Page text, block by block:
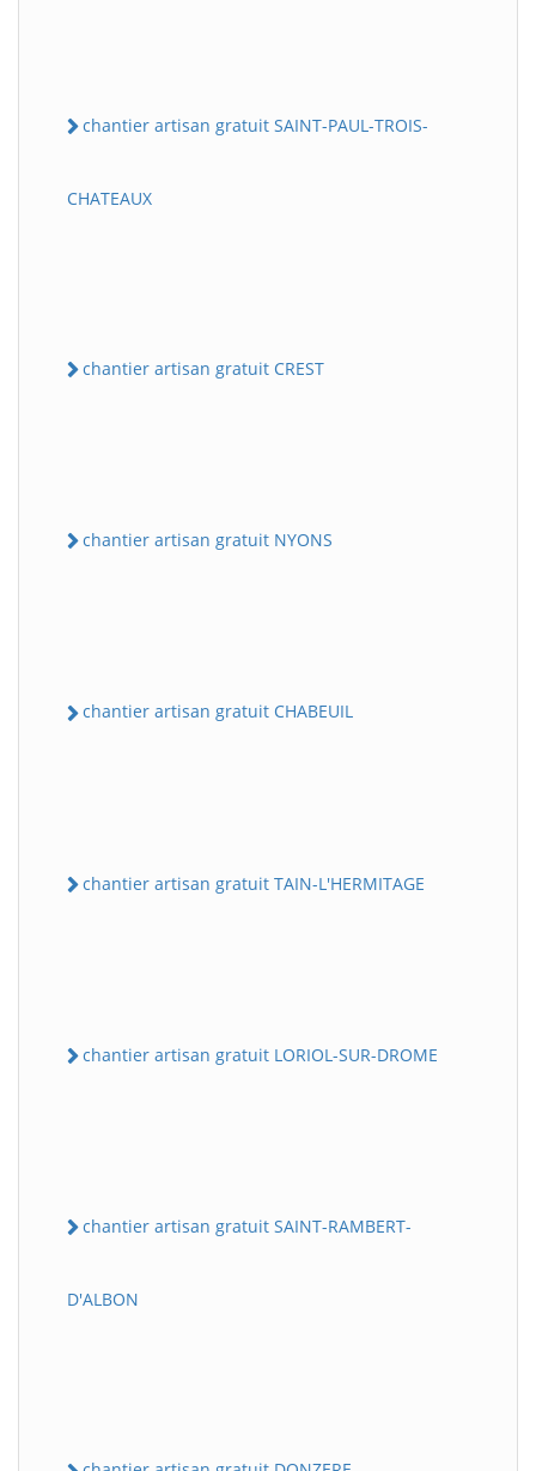
chantier artisan gratuit SAINT-PAUL-TROIS-
CHATEAUX
chantier artisan gratuit CREST
chantier artisan gratuit NYONS
chantier artisan gratuit CHABEUIL
chantier artisan gratuit TAIN-L'HERMITAGE
chantier artisan gratuit LORIOL-SUR-DROME
chantier artisan gratuit SAINT-RAMBERT-
D'ALBON